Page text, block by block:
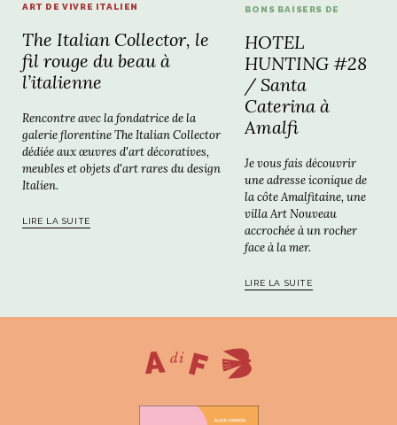
ART DE VIVRE ITALIEN
The Italian Collector, le
fil rouge du beau à
l’italienne
Rencontre avec la fondatrice de la
galerie florentine The Italian Collector
dédiée aux œuvres d'art décoratives,
meubles et objets d'art rares du design
Italien.
LIRE LA SUITE
BONS BAISERS DE
HOTEL
HUNTING #28
/ Santa
Caterina à
Amalfi
Je vous fais découvrir
une adresse iconique de
la côte Amalfitaine, une
villa Art Nouveau
accrochée à un rocher
face à la mer.
LIRE LA SUITE